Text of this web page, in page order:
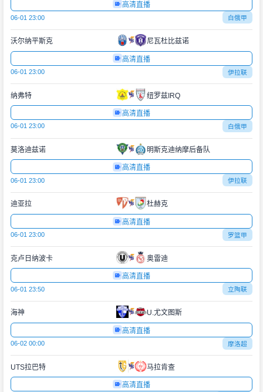
高清直播
06-01 23:00 白俄甲
沃尔纳平斯克 尼瓦杜比兹诺
高清直播
06-01 23:00 伊拉联
纳弗特 纽罗兹IRQ
高清直播
06-01 23:00 白俄甲
莫洛迪兹诺 明斯克迪纳摩后备队
高清直播
06-01 23:00 伊拉联
迪亚拉 杜赫克
高清直播
06-01 23:00 罗篮甲
克卢日纳波卡 奥雷迪
高清直播
06-01 23:50 立陶联
海神 U.尤文图斯
高清直播
06-02 00:00 摩洛超
UTS拉巴特 马拉肯查
高清直播